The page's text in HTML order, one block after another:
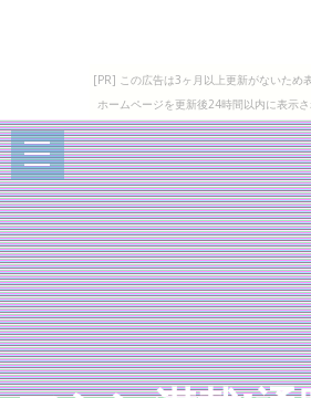
[PR] この広告は3ヶ月以上更新がないため
ホームページを更新後24時間以内に表示さ